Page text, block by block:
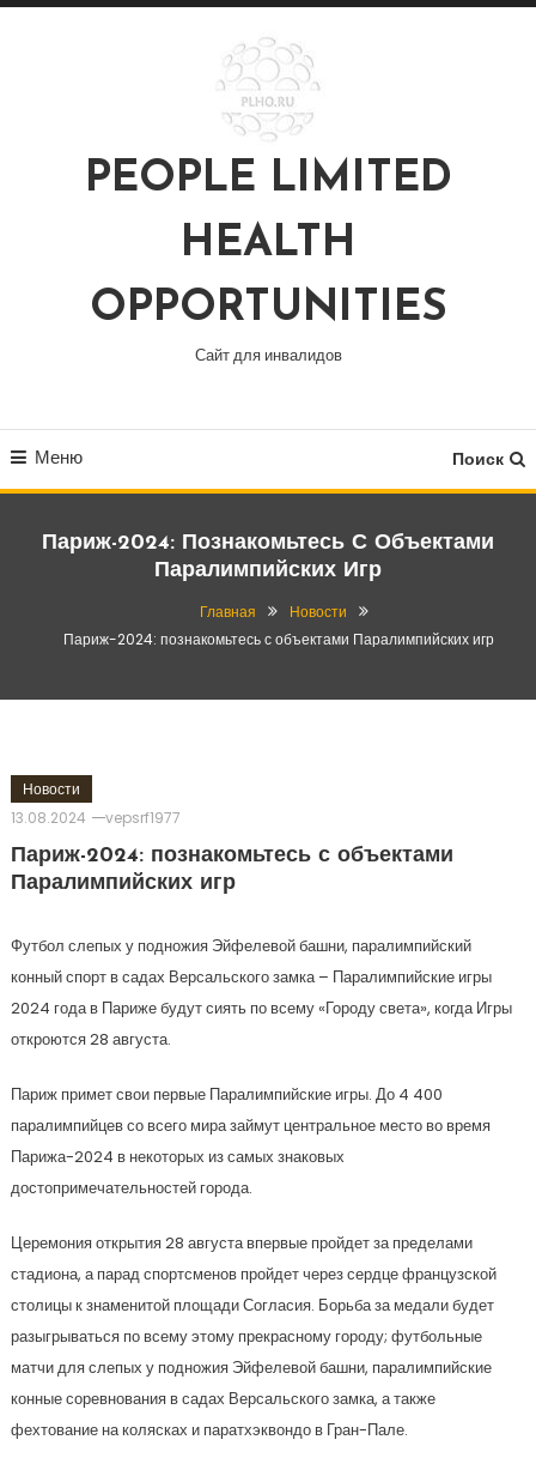
Перейти
PEOPLE LIMITED
HEALTH
OPPORTUNITIES
Сайт для инвалидов
Меню Поиск
Париж-2024: Познакомьтесь С Объектами
Паралимпийских Игр
Главная
Новости
Париж-2024: познакомьтесь с объектами Паралимпийских игр
Новости
13.08.2024
vepsrf1977
Париж-2024: познакомьтесь с объектами
Паралимпийских игр
Футбол слепых у подножия Эйфелевой башни, паралимпийский
конный спорт в садах Версальского замка – Паралимпийские игры
2024 года в Париже будут сиять по всему «Городу света», когда Игры
откроются 28 августа.
Париж примет свои первые Паралимпийские игры. До 4 400
паралимпийцев со всего мира займут центральное место во время
Парижа-2024 в некоторых из самых знаковых
достопримечательностей города.
Церемония открытия 28 августа впервые пройдет за пределами
стадиона, а парад спортсменов пройдет через сердце французской
столицы к знаменитой площади Согласия. Борьба за медали будет
разыгрываться по всему этому прекрасному городу; футбольные
матчи для слепых у подножия Эйфелевой башни, паралимпийские
конные соревнования в садах Версальского замка, а также
фехтование на колясках и паратхэквондо в Гран-Пале.